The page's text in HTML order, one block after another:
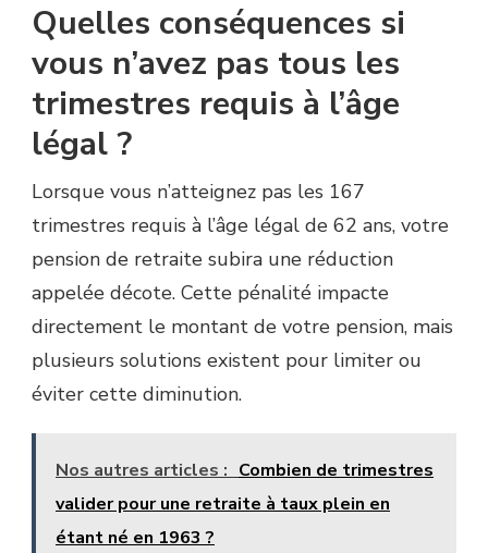
Quelles conséquences si
vous n’avez pas tous les
trimestres requis à l’âge
légal ?
Lorsque vous n’atteignez pas les 167
trimestres requis à l’âge légal de 62 ans, votre
pension de retraite subira une réduction
appelée décote. Cette pénalité impacte
directement le montant de votre pension, mais
plusieurs solutions existent pour limiter ou
éviter cette diminution.
Nos autres articles : Combien de trimestres
valider pour une retraite à taux plein en
étant né en 1963 ?